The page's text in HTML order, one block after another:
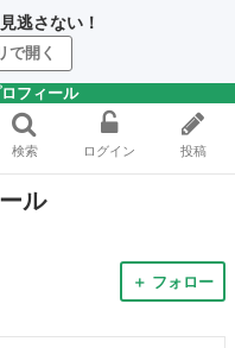
逃さない！
で開く
フィール
検索 ログイン 投稿
ル
＋ フォロー